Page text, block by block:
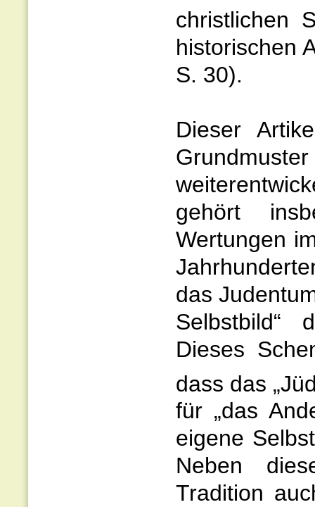
christlichen
historischen
S. 30).
Dieser
gehört
Wertungen
das
Selbstbild“
Dieses
dass das
für „das
eigene
Neben
Tradition